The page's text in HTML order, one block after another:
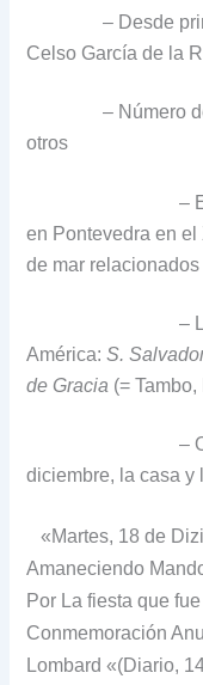
– Desde
Celso García de la
– Número
otros
–
en Pontevedra en el
de mar relacionados
–
América:S.
de Gracia (=
–
diciembre, la casa
«Martes, 18 de
Amaneciendo
Por La fiesta que
Conmemoración
Lombard «(Diario,